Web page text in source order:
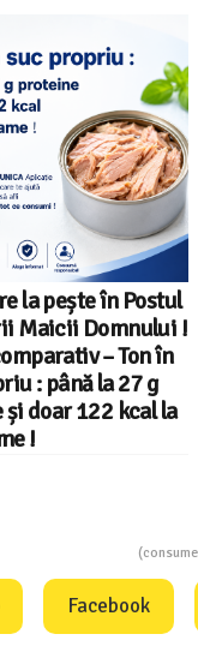
Salariul minim in
2026 – Romania
din 22 in UE
Facebook